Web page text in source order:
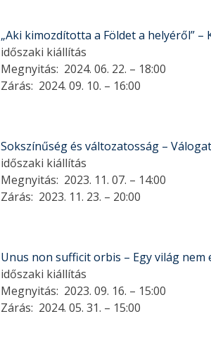
„Aki kimozdította a Földet a helyéről”
időszaki kiállítás
Megnyitás: 2024. 06. 22. – 18:00
Zárás: 2024. 09. 10. – 16:00
Sokszínűség és változatosság –
időszaki kiállítás
Megnyitás: 2023. 11. 07. – 14:00
Zárás: 2023. 11. 23. – 20:00
Unus non sufficit orbis – Egy világ
időszaki kiállítás
Megnyitás: 2023. 09. 16. – 15:00
Zárás: 2024. 05. 31. – 15:00